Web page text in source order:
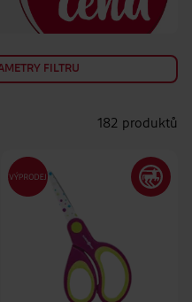
FILTRU
182 produktů